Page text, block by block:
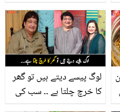
جان کیسے کھو بیٹھا؟بیٹے
کی دکھ بھری باتوں نے سب
کو جذباتی کر دیا،
لوگ پیسے دیتے ہیں تو گھر
کا خرچ چلتا ہے ۔۔ سب کی